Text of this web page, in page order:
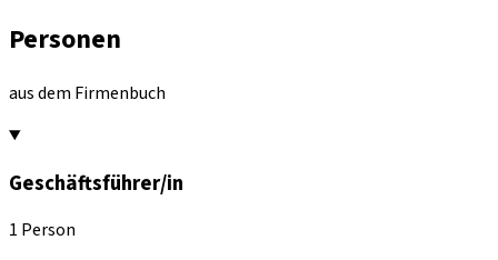
Personen
aus dem Firmenbuch
Geschäftsführer/in
1 Person